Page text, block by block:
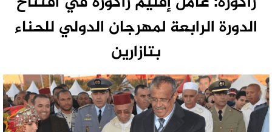
الدورة الرابعة لمهرجان الدولي للحناء
بتازارين